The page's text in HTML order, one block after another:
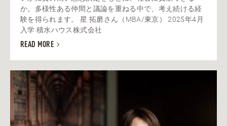
か。多様性ある仲間と議論を重ねる中で、考え続ける経
験を得られます。 星 拓磨さん（MBA/東京） 2025年4月
入学 積水ハウス株式会社
READ MORE